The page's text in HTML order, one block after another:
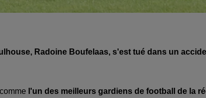
Radoine Boufelaas, s'est tué dans un
l'un des meilleurs gardiens de football de la